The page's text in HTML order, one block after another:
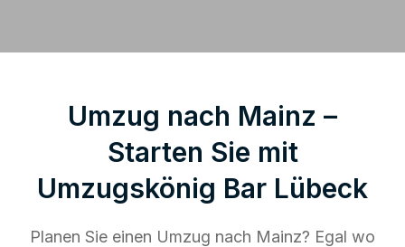
Umzug nach Mainz –
Starten Sie mit
Umzugskönig Bar Lübeck
Planen Sie einen Umzug nach Mainz? Egal wo